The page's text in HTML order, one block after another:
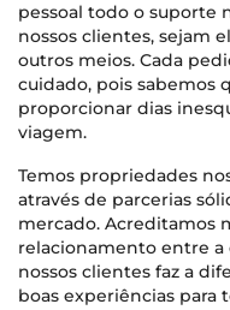
pessoal todo o suporte
nossos clientes, sejam
outros meios. Cada
cuidado, pois sabemos
proporcionar dias
viagem.
Temos propriedades
através de parcerias
mercado. Acreditamos
relacionamento entre a
nossos clientes faz a
boas experiências para